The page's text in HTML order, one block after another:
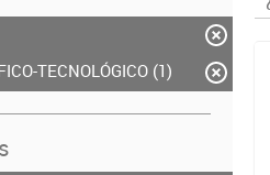
TECNOLÓGICO (1)